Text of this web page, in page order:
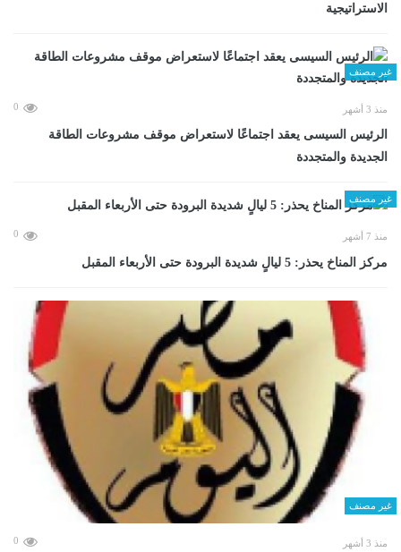
الاستراتيجية
غير مصنف
منذ 3 أشهر 0
الرئيس السيسى يعقد اجتماعًا لاستعراض موقف مشروعات الطاقة
الجديدة والمتجددة
غير مصنف
منذ 7 أشهر 0
مركز المناخ يحذر: 5 ليالٍ شديدة البرودة حتى الأربعاء المقبل
غير مصنف
منذ 3 أشهر 0